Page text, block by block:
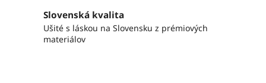
Slovenská kvalita
Ušité s láskou na Slovensku z prémiových
materiálov